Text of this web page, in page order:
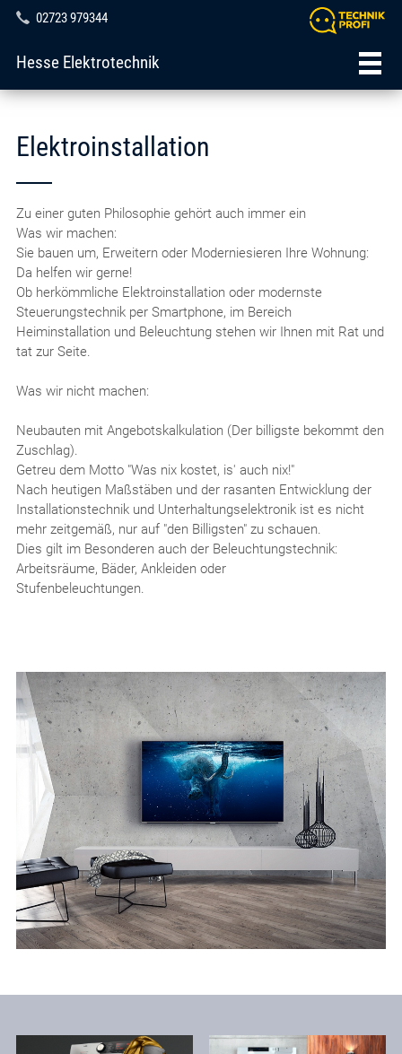
02723 979344
Hesse Elektrotechnik
Elektroinstallation
Zu einer guten Philosophie gehört auch immer ein
Was wir machen:
Sie bauen um, Erweitern oder Moderniesieren Ihre Wohnung:
Da helfen wir gerne!
Ob herkömmliche Elektroinstallation oder modernste
Steuerungstechnik per Smartphone, im Bereich
Heiminstallation und Beleuchtung stehen wir Ihnen mit Rat und
tat zur Seite.
Was wir nicht machen:
Neubauten mit Angebotskalkulation (Der billigste bekommt den
Zuschlag).
Getreu dem Motto "Was nix kostet, is' auch nix!"
Nach heutigen Maßstäben und der rasanten Entwicklung der
Installationstechnik und Unterhaltungselektronik ist es nicht
mehr zeitgemäß, nur auf "den Billigsten" zu schauen.
Dies gilt im Besonderen auch der Beleuchtungstechnik:
Arbeitsräume, Bäder, Ankleiden oder
Stufenbeleuchtungen.